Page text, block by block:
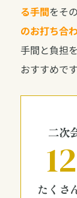
る手間をそ
のお打ち合
手間と負担
おすすめです
二次
たくさ